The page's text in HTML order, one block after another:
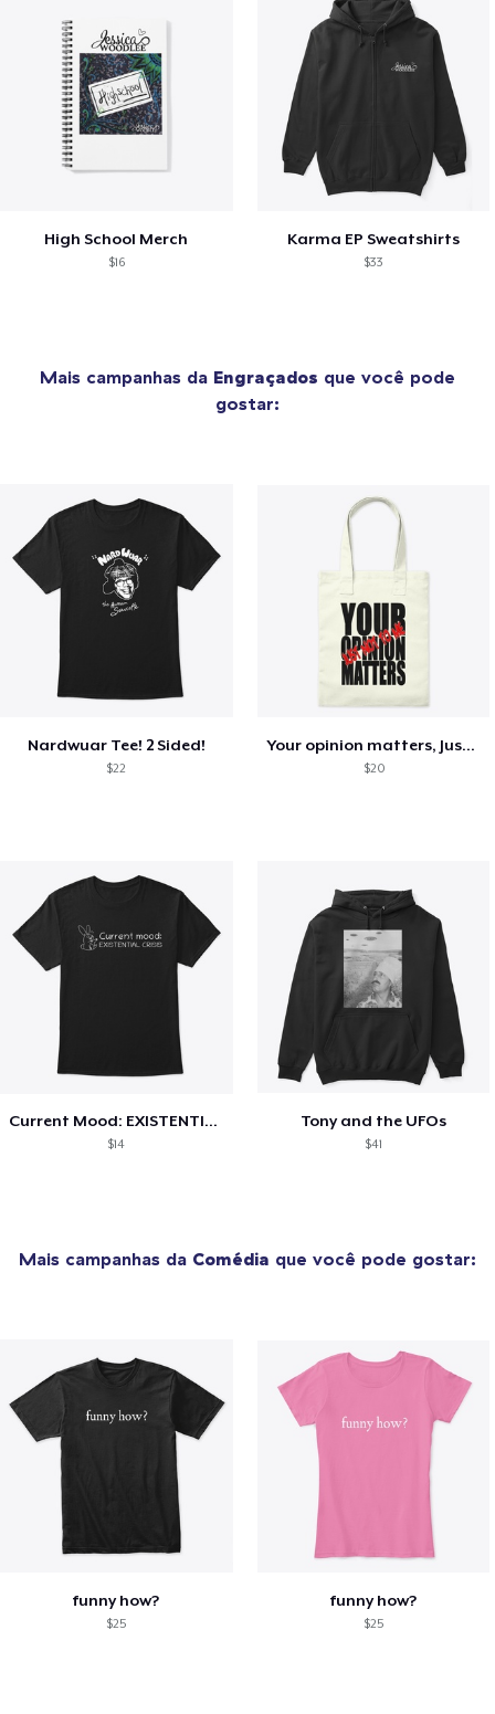
High School Merch
$16
Karma EP Sweatshirts
$33
Mais campanhas da Engraçados que você pode
gostar:
Nardwuar Tee! 2 Sided!
$22
Your opinion matters, Just not to me!
$20
Current Mood: EXISTENTIAL CRISIS
$14
Tony and the UFOs
$41
Mais campanhas da Comédia que você pode gostar:
funny how?
$25
funny how?
$25